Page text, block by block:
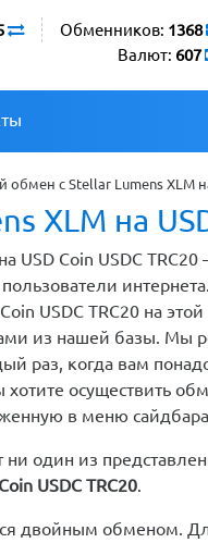
Обменников: 1368
Валют: 607
обмен с Stellar Lumens XLM
XLM на
USD Coin USDC
USDC TRC20 на
из нашей базы. Мы
раз, когда вам
хотите осуществить
в меню
один из
USDC TRC20.
двойным обменом.